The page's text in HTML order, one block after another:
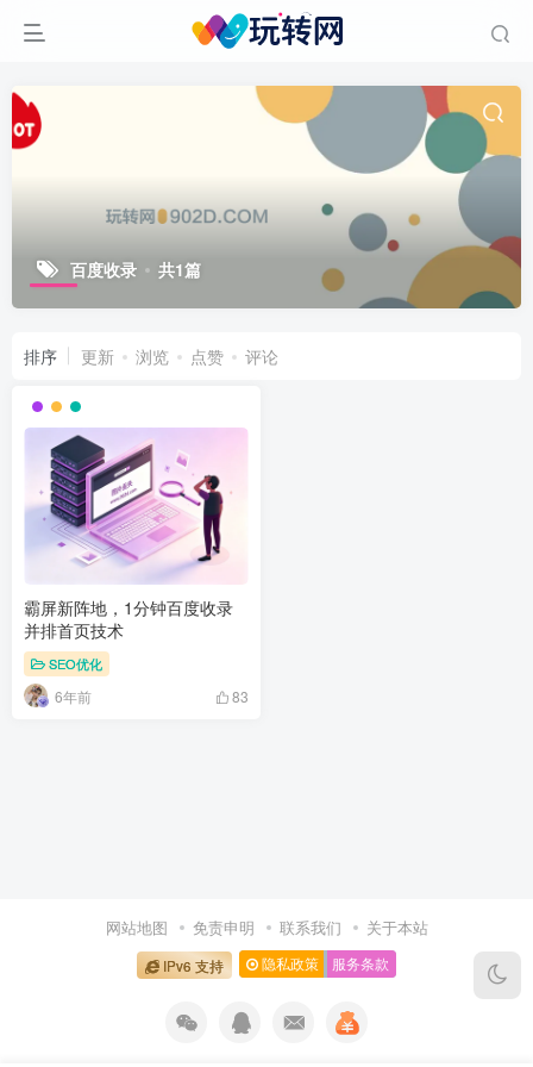
百度收录 共1篇
排序 更新 浏览 点赞 评论
霸屏新阵地，1分钟百度收录
并排首页技术
SEO优化
6年前 83
网站地图 免责申明 联系我们 关于本站
IPv6 支持 隐私政策 服务条款